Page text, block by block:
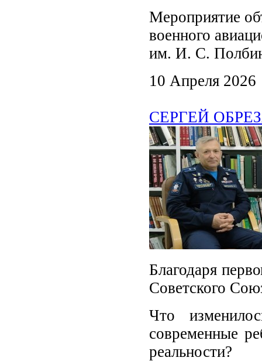
Мероприятие
военного
им. И. С.
10 Апреля 2026
СЕРГЕЙ
Благодаря
Советского
Что
современные
реальности?